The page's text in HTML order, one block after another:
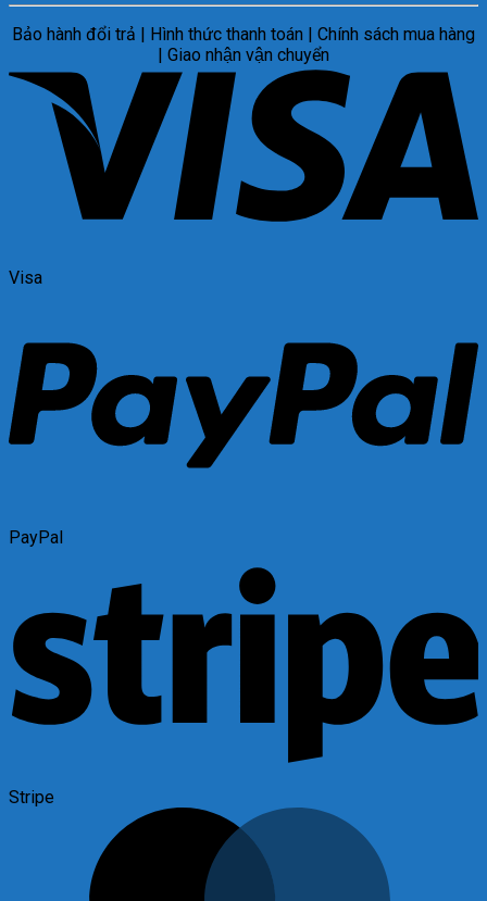
Bảo hành đổi trả | Hình thức thanh toán | Chính sách mua hàng
| Giao nhận vận chuyển
Visa
PayPal
Stripe